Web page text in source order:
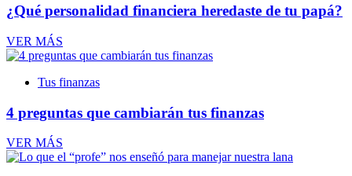
¿Qué personalidad financiera heredaste de tu papá?
VER MÁS
Tus finanzas
4 preguntas que cambiarán tus finanzas
VER MÁS